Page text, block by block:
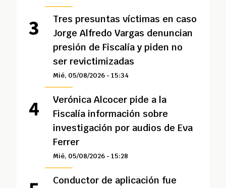
Tres presuntas víctimas en caso
Jorge Alfredo Vargas denuncian
presión de Fiscalía y piden no
ser revictimizadas
Mié, 05/08/2026 - 15:34
Verónica Alcocer pide a la
Fiscalía información sobre
investigación por audios de Eva
Ferrer
Mié, 05/08/2026 - 15:28
Conductor de aplicación fue